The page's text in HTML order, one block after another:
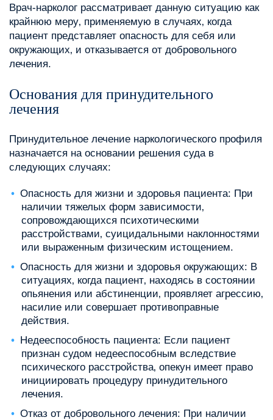
Врач-нарколог рассматривает данную ситуацию как
крайнюю меру‚ применяемую в случаях‚ когда
пациент представляет опасность для себя или
окружающих‚ и отказывается от добровольного
лечения.
Основания для принудительного
лечения
Принудительное лечение наркологического профиля
назначается на основании решения суда в
следующих случаях:
Опасность для жизни и здоровья пациента: При
наличии тяжелых форм зависимости‚
сопровождающихся психотическими
расстройствами‚ суицидальными наклонностями
или выраженным физическим истощением.
Опасность для жизни и здоровья окружающих: В
ситуациях‚ когда пациент‚ находясь в состоянии
опьянения или абстиненции‚ проявляет агрессию‚
насилие или совершает противоправные
действия.
Недееспособность пациента: Если пациент
признан судом недееспособным вследствие
психического расстройства‚ опекун имеет право
инициировать процедуру принудительного
лечения.
Отказ от добровольного лечения: При наличии